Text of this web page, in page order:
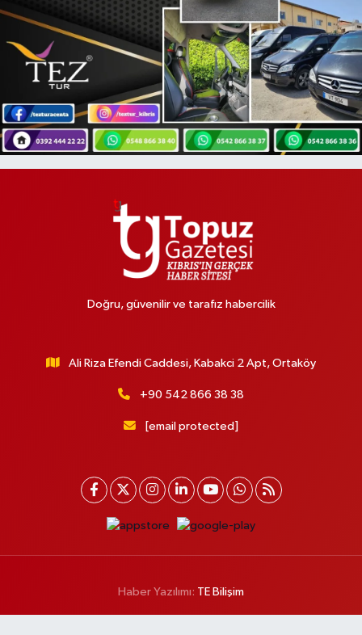
Doğru, güvenilir ve tarafız habercilik
Ali Riza Efendi Caddesi, Kabakci 2 Apt, Ortaköy
+90 542 866 38 38
[email protected]
Haber Yazılımı: TE Bilişim